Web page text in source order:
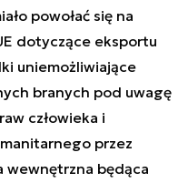
powołać się na
dotyczące eksportu
uniemożliwiające
branych pod uwagę
człowieka i
przez
wewnętrzna będąca